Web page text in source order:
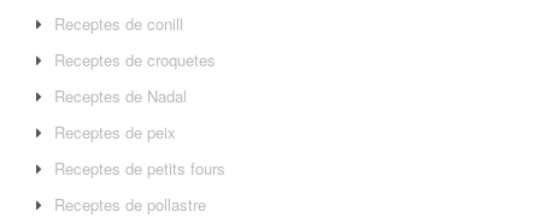
Receptes de conill
Receptes de croquetes
Receptes de Nadal
Receptes de peix
Receptes de petits fours
Receptes de pollastre